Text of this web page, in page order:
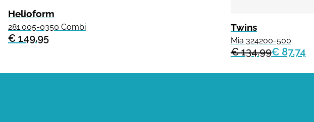
Helioform
281.005-0350 Combi
€ 149.95
Twins
Mia 324200-500
€ 134.99€ 87.74